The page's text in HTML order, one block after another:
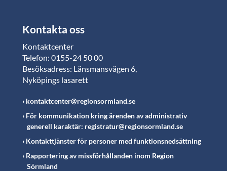
Kontakta oss
Kontaktcenter
Telefon: 0155-24 50 00
Besöksadress: Länsmansvägen 6,
Nyköpings lasarett
kontaktcenter@regionsormland.se
För kommunikation kring ärenden av administrativ
generell karaktär: registratur@regionsormland.se
Kontakttjänster för personer med funktionsnedsättning
Rapportering av missförhållanden inom Region
Sörmland